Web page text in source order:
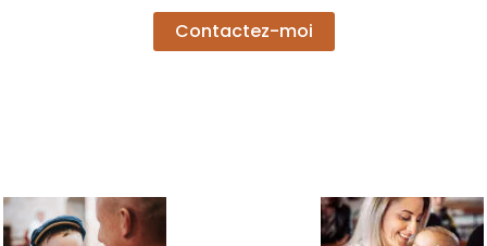
Contactez-moi